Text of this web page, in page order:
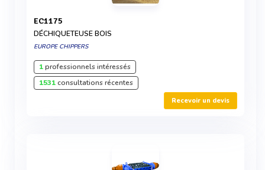
EC1175
DÉCHIQUETEUSE BOIS
EUROPE CHIPPERS
1professionnels intéressés
1531consultations récentes
Recevoir un devis